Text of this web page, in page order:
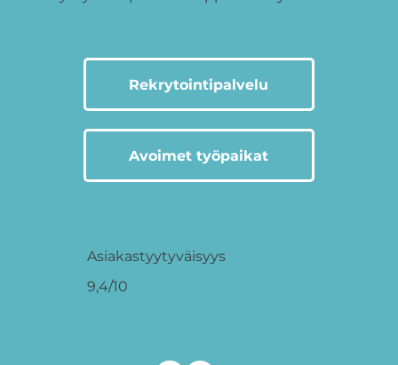
Rekrytointipalvelu
Avoimet työpaikat
Asiakastyytyväisyys
9,4/10